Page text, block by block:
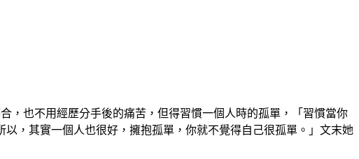
，也不用經歷分手後的痛苦，但得習慣一個人時的孤單，「習慣當你
，其實一個人也很好，擁抱孤單，你就不覺得自己很孤單。」文末她